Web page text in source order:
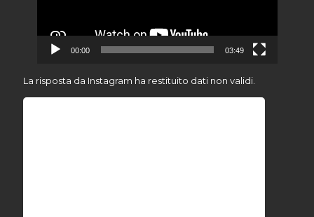
00:00 03:49
La risposta da Instagram ha restituito dati non validi.